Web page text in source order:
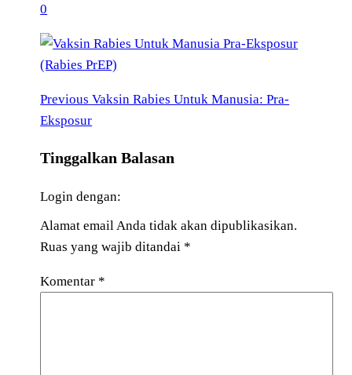
0
Navigasi
pos
Previous
Post
Previous Vaksin Rabies Untuk Manusia: Pra-
Eksposur
Tinggalkan Balasan
Login dengan:
Alamat email Anda tidak akan dipublikasikan.
Ruas yang wajib ditandai *
Komentar *